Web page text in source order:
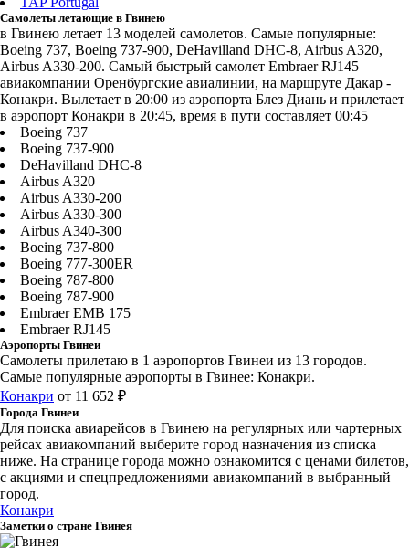
Самолеты летающие в Гвинею
в Гвинею летает 13 моделей самолетов. Самые популярные:
Boeing 737, Boeing 737-900, DeHavilland DHC-8, Airbus A320,
Airbus A330-200. Самый быстрый самолет Embraer RJ145
авиакомпании Оренбургские авиалинии, на маршруте Дакар -
Конакри. Вылетает в 20:00 из аэропорта Блез Диань и прилетает
в аэропорт Конакри в 20:45, время в пути составляет 00:45
Boeing 737
Boeing 737-900
DeHavilland DHC-8
Airbus A320
Airbus A330-200
Airbus A330-300
Airbus A340-300
Boeing 737-800
Boeing 777-300ER
Boeing 787-800
Boeing 787-900
Embraer EMB 175
Embraer RJ145
Аэропорты Гвинеи
Самолеты прилетаю в 1 аэропортов Гвинеи из 13 городов.
Самые популярные аэропорты в Гвинее: Конакри.
Конакри от 11 652 ₽
Города Гвинеи
Для поиска авиарейсов в Гвинею на регулярных или чартерных
рейсах авиакомпаний выберите город назначения из списка
ниже. На странице города можно ознакомится с ценами билетов,
с акциями и спецпредложениями авиакомпаний в выбранный
город.
Конакри
Заметки о стране Гвинея